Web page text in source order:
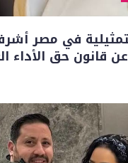
في مصر
قانون حق الأداء